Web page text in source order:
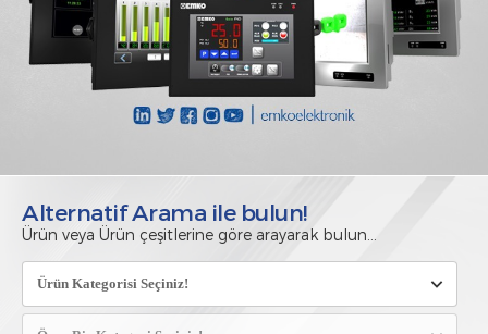
Alternatif Arama ile bulun!
Ürün veya Ürün çeşitlerine göre arayarak bulun...